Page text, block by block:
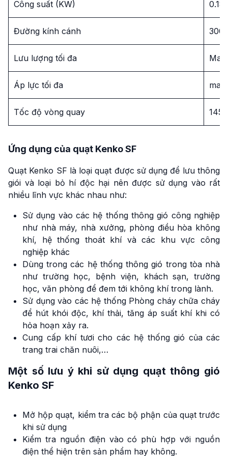
Công suất (KW)
Đường kính cánh 300
Lưu lượng tối đa
Áp lực tối đa
Tốc độ vòng quay
Ứng dụng của quạt Kenko SF
Quạt Kenko SF là loại quạt được sử dụng để lưu thông
giói và loại bỏ hí độc hại nên được sử dụng vào rất
nhiều lĩnh vực khác nhau như:
Sử dụng vào các hệ thống thông gió công nghiệp
như nhà máy, nhà xưởng, phòng điều hòa không
khí, hệ thống thoát khí và các khu vực công
nghiệp khác
Dùng trong các hệ thống thông gió trong tòa nhà
như trường học, bệnh viện, khách sạn, trường
học, văn phòng để đem tới không khí trong lành.
Sử dụng vào các hệ thống Phòng cháy chữa cháy
để hút khói độc, khí thải, tăng áp suất khí khi có
hỏa hoạn xảy ra.
Cung cấp khí tươi cho các hệ thống gió của các
trang trai chăn nuôi,…
Một số lưu ý khi sử dụng quạt thông gió
Kenko SF
Mở hộp quạt, kiểm tra các bộ phận của quạt trước
khi sử dụng
Kiểm tra nguồn điện vào có phù hợp với nguồn
điện thể hiện trên sản phẩm hay không.